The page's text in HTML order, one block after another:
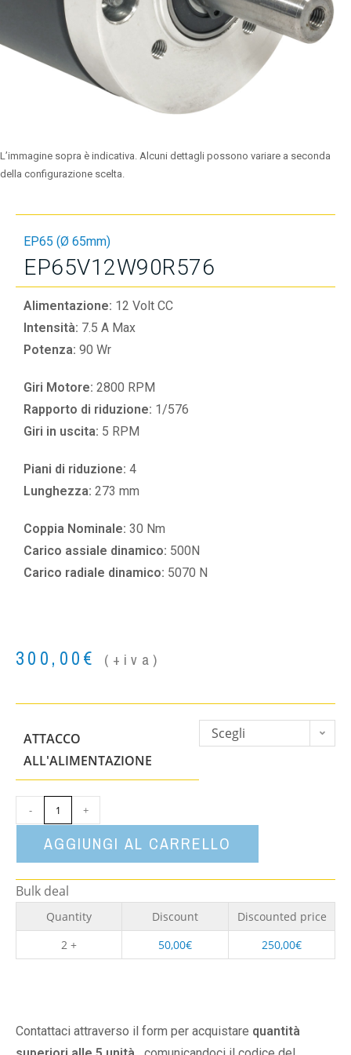
L’immagine sopra è indicativa. Alcuni dettagli possono variare a seconda
della configurazione scelta.
EP65 (Ø 65mm)
EP65V12W90R576
Alimentazione: 12 Volt CC
Intensità: 7.5 A Max
Potenza: 90 Wr
Giri Motore: 2800 RPM
Rapporto di riduzione: 1/576
Giri in uscita: 5 RPM
Piani di riduzione: 4
Lunghezza: 273 mm
Coppia Nominale: 30 Nm
Carico assiale dinamico: 500N
Carico radiale dinamico: 5070 N
300,00€ (+iva)
ATTACCO
ALL'ALIMENTAZIONE
Scegli
- +
AGGIUNGI AL CARRELLO
Bulk deal
Quantity Discount
Discounted price
2 +
50,00€ 250,00€
Contattaci attraverso il form per acquistare quantità